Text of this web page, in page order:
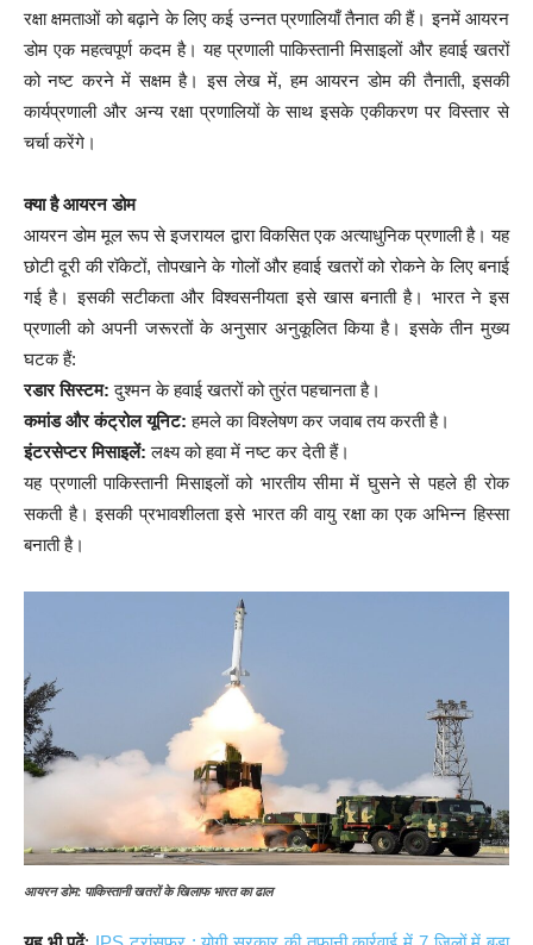
रक्षा क्षमताओं को बढ़ाने के लिए कई उन्नत प्रणालियाँ तैनात की हैं। इनमें आयरन
डोम एक महत्वपूर्ण कदम है। यह प्रणाली पाकिस्तानी मिसाइलों और हवाई खतरों
को नष्ट करने में सक्षम है। इस लेख में, हम आयरन डोम की तैनाती, इसकी
कार्यप्रणाली और अन्य रक्षा प्रणालियों के साथ इसके एकीकरण पर विस्तार से
चर्चा करेंगे।
क्या है आयरन डोम
आयरन डोम मूल रूप से इजरायल द्वारा विकसित एक अत्याधुनिक प्रणाली है। यह
छोटी दूरी की रॉकेटों, तोपखाने के गोलों और हवाई खतरों को रोकने के लिए बनाई
गई है। इसकी सटीकता और विश्वसनीयता इसे खास बनाती है। भारत ने इस
प्रणाली को अपनी जरूरतों के अनुसार अनुकूलित किया है। इसके तीन मुख्य
घटक हैं:
रडार सिस्टम:दुश्मन के हवाई खतरों को तुरंत पहचानता है।
कमांड और कंट्रोल यूनिट: हमले का विश्लेषण कर जवाब तय करती है।
इंटरसेप्टर मिसाइलें:लक्ष्य को हवा में नष्ट कर देती हैं।
यह प्रणाली पाकिस्तानी मिसाइलों को भारतीय सीमा में घुसने से पहले ही रोक
सकती है। इसकी प्रभावशीलता इसे भारत की वायु रक्षा का एक अभिन्न हिस्सा
बनाती है।
आयरन डोम: पाकिस्तानी खतरों के खिलाफ भारत का ढाल